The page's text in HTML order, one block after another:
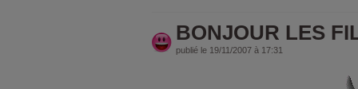
BONJOUR LES
publié le 19/11/2007 à 17:31